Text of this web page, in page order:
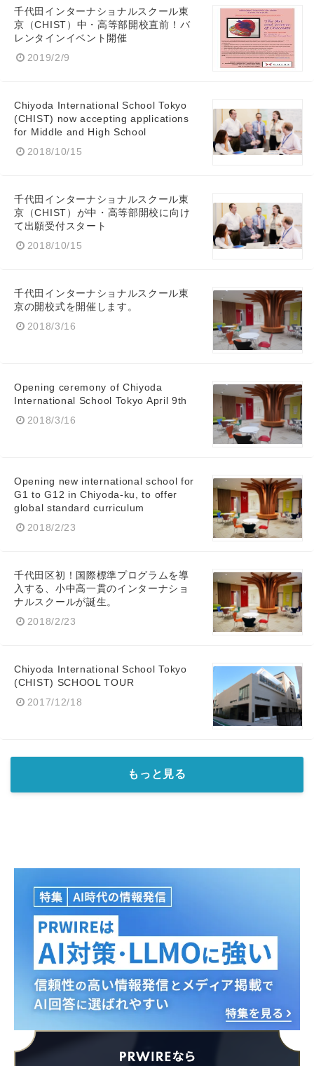
千代田インターナショナルスクール東
京（CHIST）中・高等部開校直前！バ
レンタインイベント開催
2019/2/9
Chiyoda International School Tokyo
(CHIST) now accepting applications
for Middle and High School
2018/10/15
千代田インターナショナルスクール東
京（CHIST）が中・高等部開校に向け
て出願受付スタート
2018/10/15
千代田インターナショナルスクール東
京の開校式を開催します。
2018/3/16
Opening ceremony of Chiyoda
International School Tokyo April 9th
2018/3/16
Opening new international school for
G1 to G12 in Chiyoda-ku, to offer
global standard curriculum
2018/2/23
千代田区初！国際標準プログラムを導
入する、小中高一貫のインターナショ
ナルスクールが誕生。
2018/2/23
Chiyoda International School Tokyo
(CHIST) SCHOOL TOUR
2017/12/18
もっと見る
Japanese